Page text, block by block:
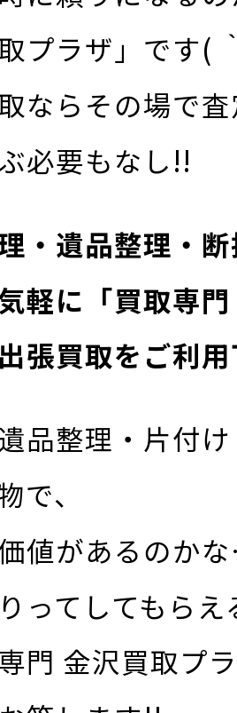
プラザ」です(
ならその場で
必要もなし!!
・遺品整理・
軽に「買取専
張買取をご利
品整理・片付
で、
値があるのか
ってしてもら
専門 金沢買取プ